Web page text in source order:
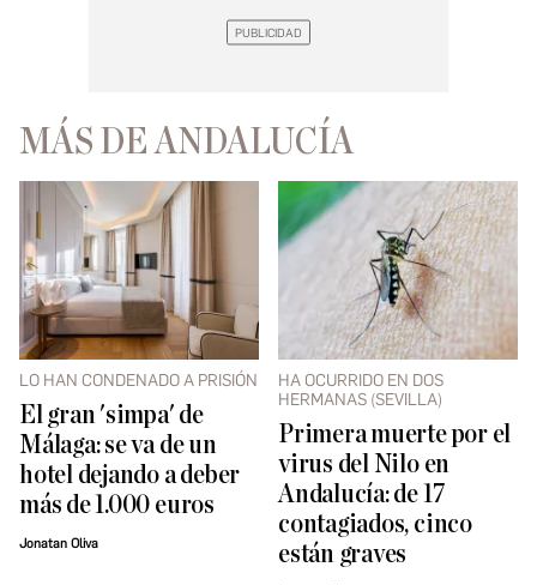
MÁS DE ANDALUCÍA
LO HAN CONDENADO A PRISIÓN
El gran 'simpa' de
Málaga: se va de un
hotel dejando a deber
más de 1.000 euros
Jonatan Oliva
HA OCURRIDO EN DOS
HERMANAS (SEVILLA)
Primera muerte por el
virus del Nilo en
Andalucía: de 17
contagiados, cinco
están graves